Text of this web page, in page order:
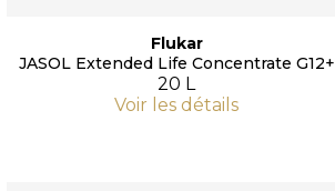
Flukar
JASOL Extended Life Concentrate G12+
20 L
Voir les détails